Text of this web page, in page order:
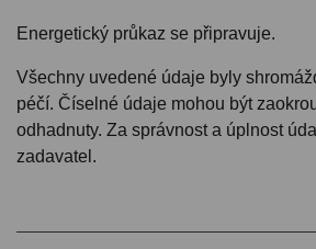
Energetický průkaz se připravuje.
Všechny uvedené údaje byly
péčí. Číselné údaje mohou být
odhadnuty. Za správnost a úplnost
zadavatel.